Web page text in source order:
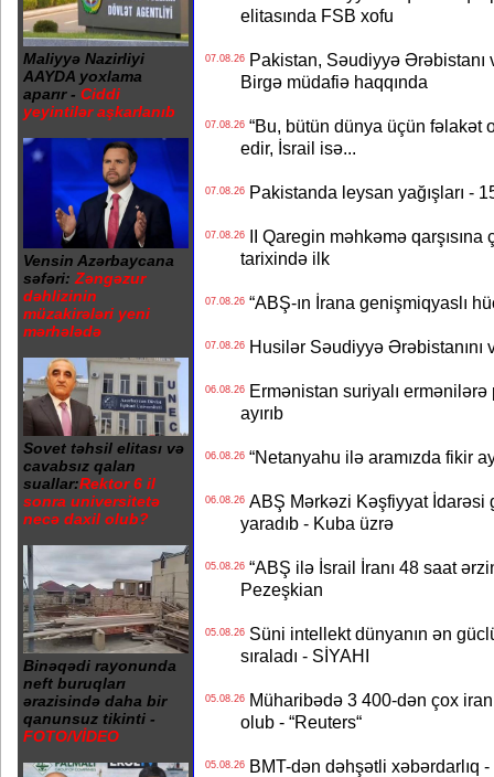
Maliyyə Nazirliyi
AAYDA yoxlama
aparır - Ciddi
yeyintilər aşkarlanıb
Vensin Azərbaycana
səfəri: Zəngəzur
dəhlizinin
müzakirələri yeni
mərhələdə
Sovet təhsil elitası və
cavabsız qalan
suallar:Rektor 6 il
sonra universitetə
necə daxil olub?
Binəqədi rayonunda
neft buruqları
ərazisində daha bir
qanunsuz tikinti -
FOTO/VİDEO
elitasında FSB xofu
07.08.26Pakistan, Səudiyyə Ərəbistanı
Birgə müdafiə haqqında
07.08.26“Bu, bütün dünya üçün fəlakət
edir, İsrail isə...
07.08.26Pakistanda leysan yağışları -
07.08.26II Qaregin məhkəmə qarşısına
tarixində ilk
07.08.26“ABŞ-ın İrana genişmiqyaslı
07.08.26Husilər Səudiyyə Ərəbistanını
06.08.26Ermənistan suriyalı ermənilərə
ayırıb
06.08.26“Netanyahu ilə aramızda fikir
06.08.26ABŞ Mərkəzi Kəşfiyyat İdarəsi
yaradıb - Kuba üzrə
05.08.26“ABŞ ilə İsrail İranı 48 saat
Pezeşkian
05.08.26Süni intellekt dünyanın ən
sıraladı - SİYAHI
05.08.26Müharibədə 3 400-dən çox
olub - “Reuters“
05.08.26BMT-dən dəhşətli xəbərdarlıq